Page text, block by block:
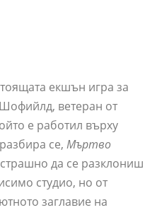
екшън игра за
ветеран от
е работил върху
се, Мъртво
да се разклониш
студио, но от
заглавие на